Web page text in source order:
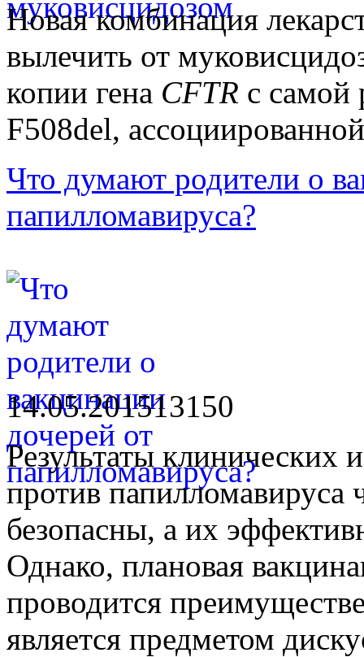
Новая комбинация
вылечить от
копии гена CFTR с самой
F508del,
Что думают родители о
папилломавируса?
14.05.201513150
Результаты клинических
против папилломавируса
безопасны, а их
Однако, плановая
проводится
является предметом